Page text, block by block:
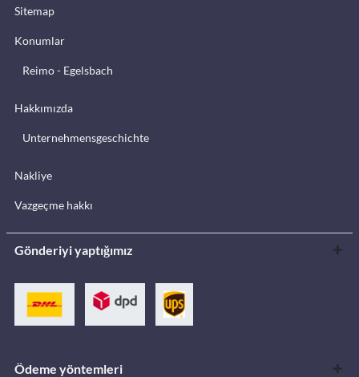
Sitemap
Konumlar
Reimo - Egelsbach
Hakkımızda
Unternehmensgeschichte
Nakliye
Vazgeçme hakkı
Gönderiyi yaptığımız
Ödeme yöntemleri